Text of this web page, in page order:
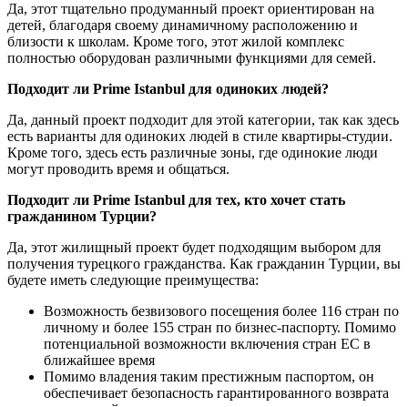
Да, этот тщательно продуманный проект ориентирован на
детей, благодаря своему динамичному расположению и
близости к школам. Кроме того, этот жилой комплекс
полностью оборудован различными функциями для семей.
Подходит ли Prime Istanbul для одиноких людей?
Да, данный проект подходит для этой категории, так как здесь
есть варианты для одиноких людей в стиле квартиры-студии.
Кроме того, здесь есть различные зоны, где одинокие люди
могут проводить время и общаться.
Подходит ли Prime Istanbul для тех, кто хочет стать
гражданином Турции?
Да, этот жилищный проект будет подходящим выбором для
получения турецкого гражданства. Как гражданин Турции, вы
будете иметь следующие преимущества:
Возможность безвизового посещения более 116 стран по
личному и более 155 стран по бизнес-паспорту. Помимо
потенциальной возможности включения стран ЕС в
ближайшее время
Помимо владения таким престижным паспортом, он
обеспечивает безопасность гарантированного возврата